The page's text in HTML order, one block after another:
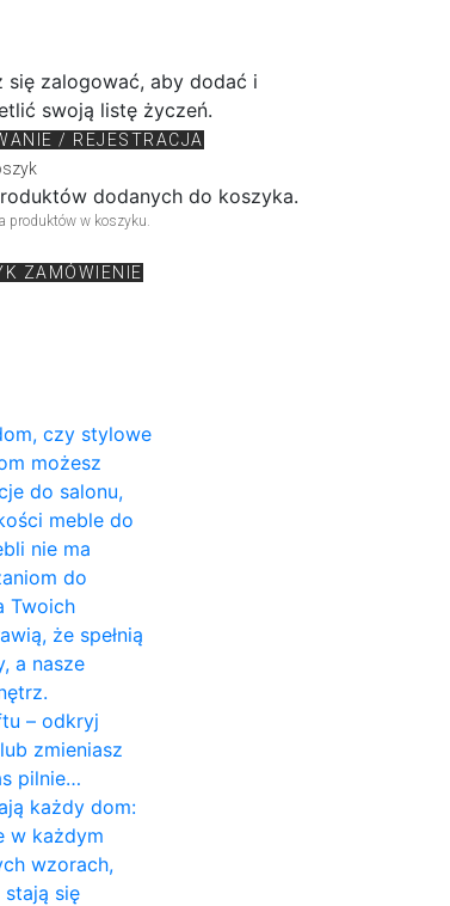
się zalogować, aby dodać i
swoją listę życzeń.
/ REJESTRACJA
dodanych do koszyka.
produktów w koszyku.
ZAMÓWIENIE
czy stylowe
możesz
do salonu,
meble do
nie ma
do
Twoich
że spełnią
a nasze
– odkryj
zmieniasz
pilnie…
każdy dom:
w każdym
wzorach,
się